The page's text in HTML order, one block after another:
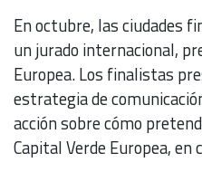
En octubre, las ciudades
un jurado internacional,
Europea. Los finalistas
estrategia de
acción sobre cómo
Capital Verde Europea, en